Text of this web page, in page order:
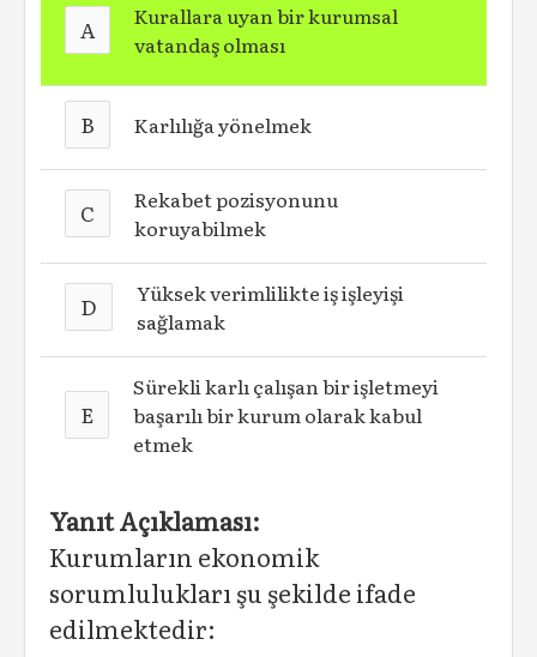
A
Kurallara uyan bir kurumsal
vatandaş olması
B Karlılığa yönelmek
C
Rekabet pozisyonunu
koruyabilmek
D
Yüksek verimlilikte iş işleyişi
sağlamak
E
Sürekli karlı çalışan bir işletmeyi
başarılı bir kurum olarak kabul
etmek
Yanıt Açıklaması:
Kurumların ekonomik
sorumlulukları şu şekilde ifade
edilmektedir: